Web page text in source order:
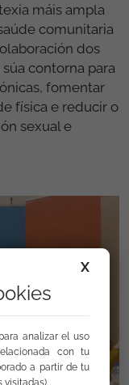
máis ampla
comunitaria
dos
contorna para
fomentar
física e reducir o
sexual e
X
analizar el uso
con tu
a partir de tu